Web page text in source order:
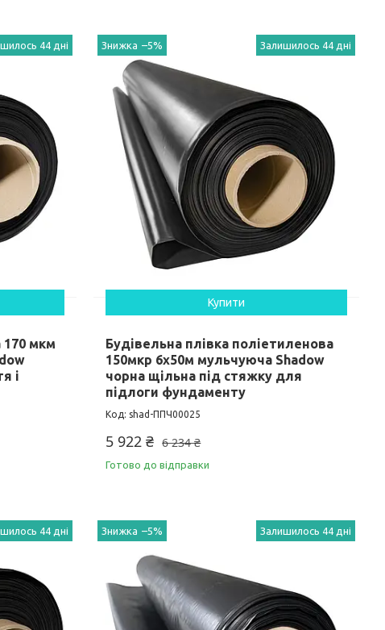
44 дні
170 мкм
і
–5% Залишилось 44 дні
Купити
Будівельна плівка поліетиленова
150мкр 6х50м мульчуюча Shadow
чорна щільна під стяжку для
підлоги фундаменту
shad-ППЧ00025
6 234 ₴
5 922 ₴
Готово до відправки
44 дні –5% Залишилось 44 дні